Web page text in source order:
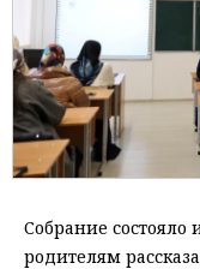
Собрание состояло
родителям